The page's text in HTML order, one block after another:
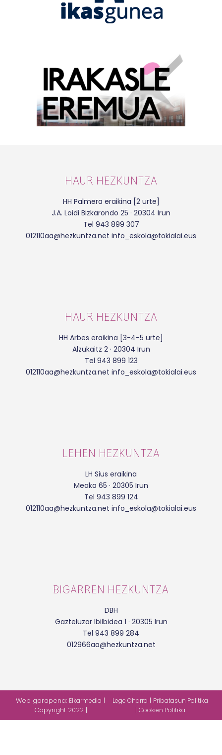
HAUR HEZKUNTZA
HH Palmera eraikina [2 urte]
J.A. Loidi Bizkarondo 25 · 20304 Irun
Tel 943 899 307
012110aa@hezkuntza.net info_eskola@tokialai.eus
HAUR HEZKUNTZA
HH Arbes eraikina [3-4-5 urte]
Alzukaitz 2 · 20304 Irun
Tel 943 899 123
012110aa@hezkuntza.net info_eskola@tokialai.eus
LEHEN HEZKUNTZA
LH Sius eraikina
Meaka 65 · 20305 Irun
Tel 943 899 124
012110aa@hezkuntza.net info_eskola@tokialai.eus
BIGARREN HEZKUNTZA
DBH
Gazteluzar Ibilbidea 1 · 20305 Irun
Tel 943 899 284
012966aa@hezkuntza.net
Web garapena: Elkarmedia |
Copyright 2022 |
Lege Oharra | Pribatasun Politika
|Cookien Politika